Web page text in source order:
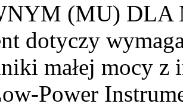
(MU) DLA
dotyczy
małej mocy
Power